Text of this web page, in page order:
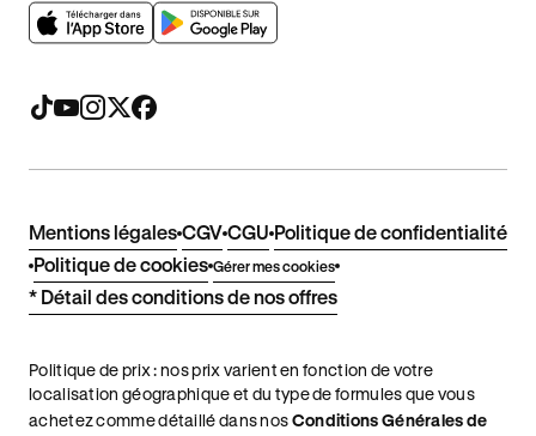
Mentions légales CGV CGU Politique de confidentialité
Politique de cookies Gérer mes cookies
* Détail des conditions de nos offres
Politique de prix : nos prix varient en fonction de votre
localisation géographique et du type de formules que vous
achetez comme détaillé dans nosConditions Générales de